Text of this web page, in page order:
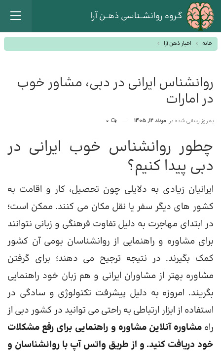
گـروه روانشــناسی ذهــن آرا
خانه اخبار ذهن آرا
روانشناس ایرانی در دبی، مشاور خوب
در امارات
به روز رسانی شده در مرداد 12, 1405
چطور روانشناس خوب ایرانی در
دبی پیدا کنیم؟
ایرانیان زیادی به دلایلی چون تحصیل، کار و اقامت به
کشور های دیگر سفر یا نقل مکان می کنند. ممکن است؛
در ابتدای مهاجرت به دلیل تفاوت فرهنگی و زبانی نتوانند
برای مشاوره و راهنمایی از روانشناسان بومی آن کشور
کمک بگیرند. در نتیجه ترجیح می دهند؛ برای گرفتن
مشاوره بهتر از مشاوران ایرانی و هم زبان خود راهنمایی
بگریند. امروزه به دلیل پیشرفت تکنولوژی و سادگی در
استفاده از ابزار ارتباطی به راحتی می توانید در کشور دبی از
راهمشاوره آنلاین مشاوره و راهنمایی برای رفع مشکلات
خود دریافت کنید. و از طریق واتس آپ با روانشناسان و